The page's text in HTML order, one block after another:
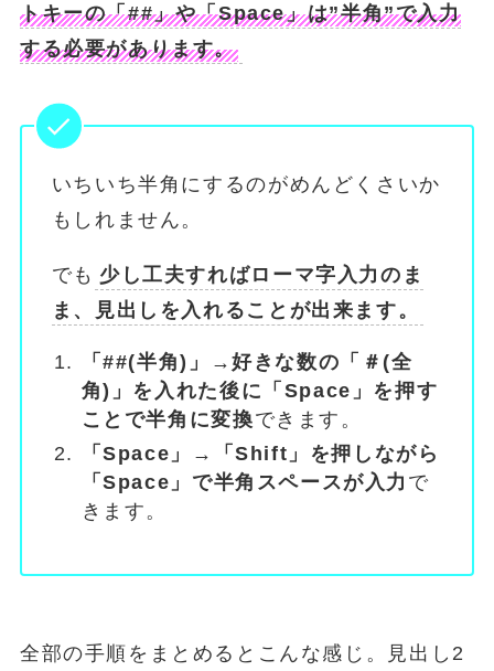
トキーの「##」や「Space」は”半角”で入力
する必要があります。
いちいち半角にするのがめんどくさいか
もしれません。
でも 少し工夫すればローマ字入力のま
ま、見出しを入れることが出来ます。
「##(半角)」→好きな数の「＃(全
角)」を入れた後に「Space」を押す
ことで半角に変換できます。
「Space」→「Shift」を押しながら
「Space」で半角スペースが入力 で
きます。
全部の手順をまとめるとこんな感じ。見出し2